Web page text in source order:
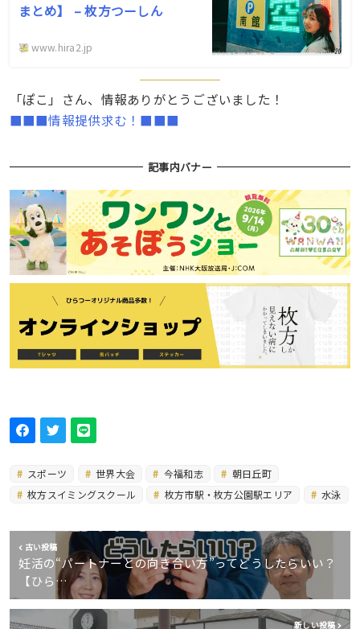
まとめ】 – 枚方つーしん
www.hira2.jp
「ぽこ」さん、情報ありがとうございました！
■■■情報提供求む！■■■
記事内バナー
スポーツ 世界大会 今福和志
朝日丘町
枚方スイミングスクール
枚方市駅・枚方公園駅エリア 水泳
古い投稿
妊活の“パートナーとの向き合い方”ってどうしたらいい？
【ひら…
新しい投稿